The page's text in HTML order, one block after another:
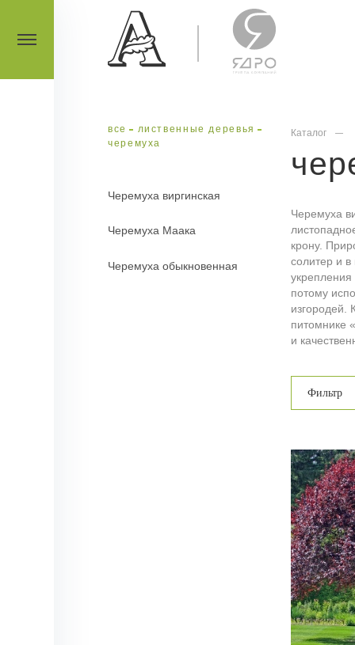
все
лиственные деревья
черемуха
Черемуха виргинская
Черемуха Маака
Черемуха обыкновенная
Каталог
Черемуха
крону.
солитер и
укрепления
потому
изгородей.
питомнике
и
Фильтр